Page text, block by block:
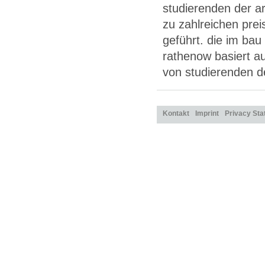
studierenden der
zu zahlreichen
geführt. die im
rathenow basiert
von studierenden
Kontakt Imprint Privacy